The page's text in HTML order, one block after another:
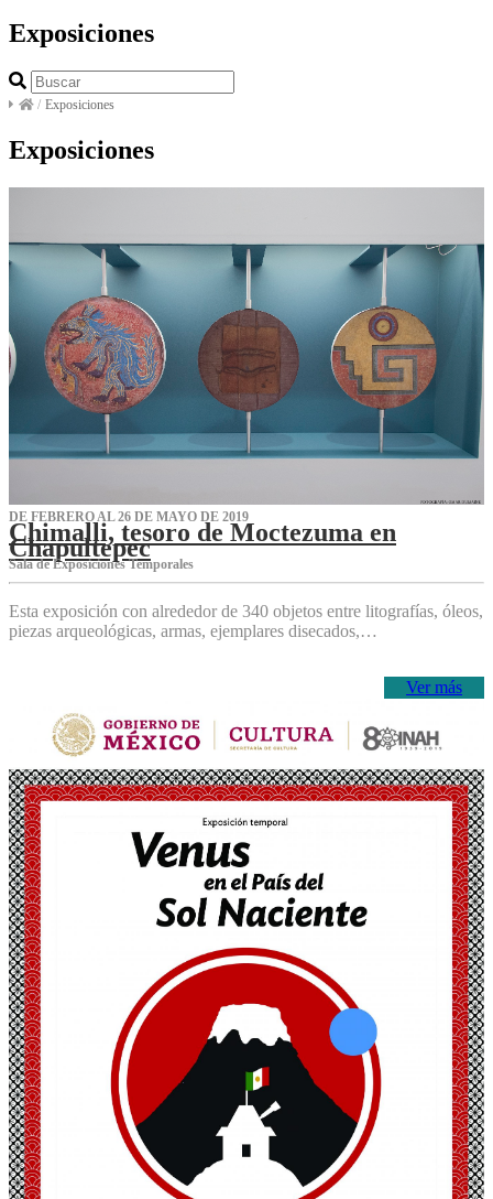
Exposiciones
/ Exposiciones
Exposiciones
DE FEBRERO AL 26 DE MAYO DE 2019
Chimalli, tesoro de Moctezuma en
Chapultepec
Sala de Exposiciones Temporales
Esta exposición con alrededor de 340 objetos entre litografías, óleos,
piezas arqueológicas, armas, ejemplares disecados,…
Ver más